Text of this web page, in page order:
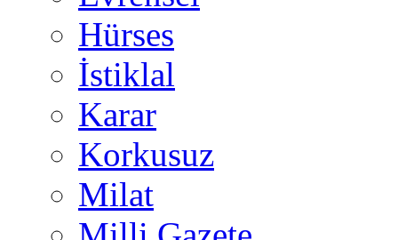
Hürses
İstiklal
Karar
Korkusuz
Milat